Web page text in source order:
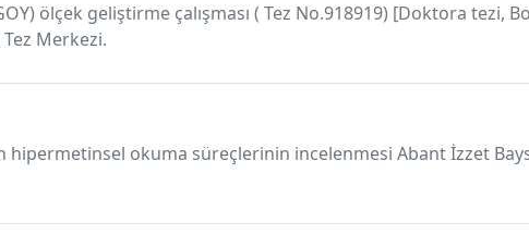
ölçek geliştirme çalışması ( Tez No.918919) [Doktora tezi,
Merkezi.
hipermetinsel okuma süreçlerinin incelenmesi Abant İzzet